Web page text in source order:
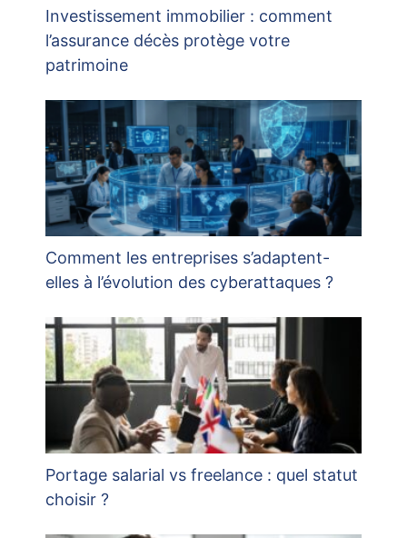
Investissement immobilier : comment
l’assurance décès protège votre
patrimoine
Comment les entreprises s’adaptent-
elles à l’évolution des cyberattaques ?
Portage salarial vs freelance : quel statut
choisir ?